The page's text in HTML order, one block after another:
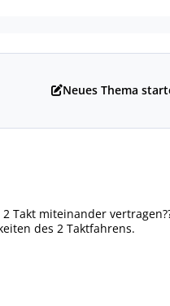
Neues Thema
miteinander
des 2 Taktfahrens.